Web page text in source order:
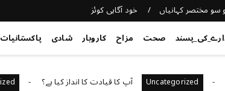
سو مختصر کہانیاں خود آگاہی کوئز
صحت مزاح کاروبار شادی پاکستانیات
آپ کا قیادت کا انداز کیا ہے؟ Uncategorized